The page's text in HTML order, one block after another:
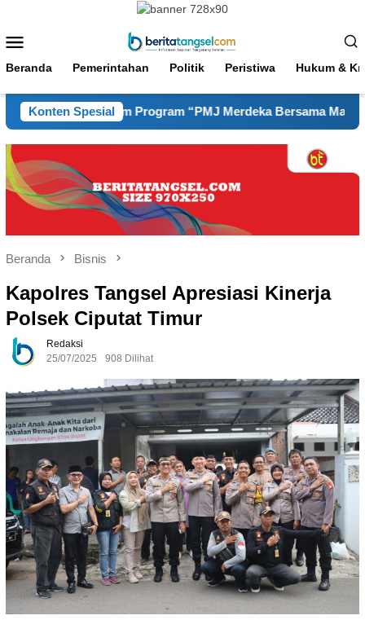
konten
Mobile
Beranda Pemerintahan Politik Peristiwa Hukum &
Konten Spesial
dalam Program “PMJ Merdeka Bersama Masyarakat 2026
Beranda Bisnis
Kapolres Tangsel Apresiasi Kinerja
Polsek Ciputat Timur
Redaksi
25/07/2025
908 Dilihat